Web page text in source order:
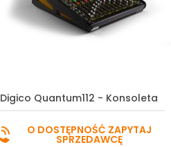
Digico Quantum112 - Konsoleta
O DOSTĘPNOŚĆ ZAPYTAJ
SPRZEDAWCĘ